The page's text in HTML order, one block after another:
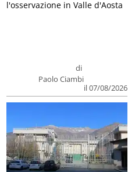
di
Paolo Ciambi
il 07/08/2026
l'osservazione in Valle d'Aosta